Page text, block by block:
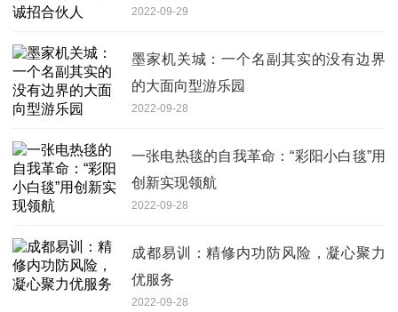
2022-09-29
墨家机关城：一个名副其实的没有边界
的大面向型游乐园
2022-09-28
一张电热毯的自我革命：“彩阳小白毯”用
创新实现领航
2022-09-28
成都易训：精修内功防风险，凝心聚力
优服务
2022-09-28